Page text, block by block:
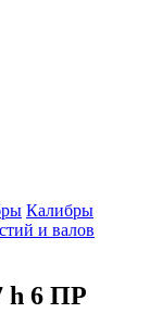
Калибры
и валов
h 6 ПР